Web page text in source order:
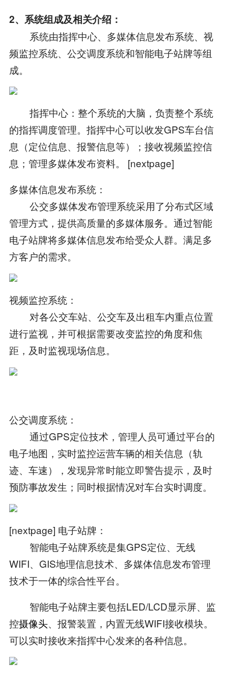
2、系统组成及相关介绍：
系统由指挥中心、多媒体信息发布系统、视
频监控系统、公交调度系统和智能电子站牌等组
成。
指挥中心：整个系统的大脑，负责整个系统
的指挥调度管理。指挥中心可以收发GPS车台信
息（定位信息、报警信息等）；接收视频监控信
息；管理多媒体发布资料。 [nextpage]
多媒体信息发布系统：
公交多媒体发布管理系统采用了分布式区域
管理方式，提供高质量的多媒体服务。通过智能
电子站牌将多媒体信息发布给受众人群。满足多
方客户的需求。
视频监控系统：
对各公交车站、公交车及出租车内重点位置
进行监视，并可根据需要改变监控的角度和焦
距，及时监视现场信息。
公交调度系统：
通过GPS定位技术，管理人员可通过平台的
电子地图，实时监控运营车辆的相关信息（轨
迹、车速），发现异常时能立即警告提示，及时
预防事故发生；同时根据情况对车台实时调度。
[nextpage] 电子站牌：
智能电子站牌系统是集GPS定位、无线
WIFI、GIS地理信息技术、多媒体信息发布管理
技术于一体的综合性平台。
智能电子站牌主要包括LED/LCD显示屏、监
控摄像头、报警装置，内置无线WIFI接收模块。
可以实时接收来指挥中心发来的各种信息。